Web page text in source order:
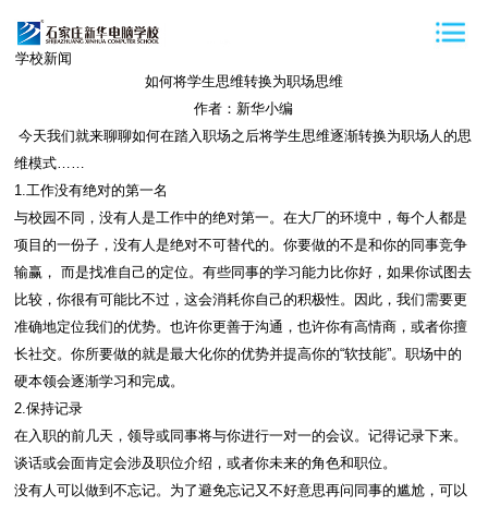
学校新闻
如何将学生思维转换为职场思维
作者：新华小编
今天我们就来聊聊如何在踏入职场之后将学生思维逐渐转换为职场人的思
维模式……
1.工作没有绝对的第一名
与校园不同，没有人是工作中的绝对第一。在大厂的环境中，每个人都是
项目的一份子，没有人是绝对不可替代的。你要做的不是和你的同事竞争
输赢， 而是找准自己的定位。有些同事的学习能力比你好，如果你试图去
比较，你很有可能比不过，这会消耗你自己的积极性。因此，我们需要更
准确地定位我们的优势。也许你更善于沟通，也许你有高情商，或者你擅
长社交。你所要做的就是最大化你的优势并提高你的“软技能”。职场中的
硬本领会逐渐学习和完成。
2.保持记录
在入职的前几天，领导或同事将与你进行一对一的会议。记得记录下来。
谈话或会面肯定会涉及职位介绍，或者你未来的角色和职位。
没有人可以做到不忘记。为了避免忘记又不好意思再问同事的尴尬，可以